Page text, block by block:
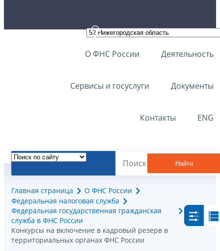
О ФНС России Деятельность
Сервисы и госуслуги Документы
Контакты ENG
Найти
Главная страница
О ФНС России
Федеральная налоговая служба
Федеральная государственная гражданская
служба в ФНС России
Конкурсы на включение в кадровый резерв в
территориальных органах ФНС России